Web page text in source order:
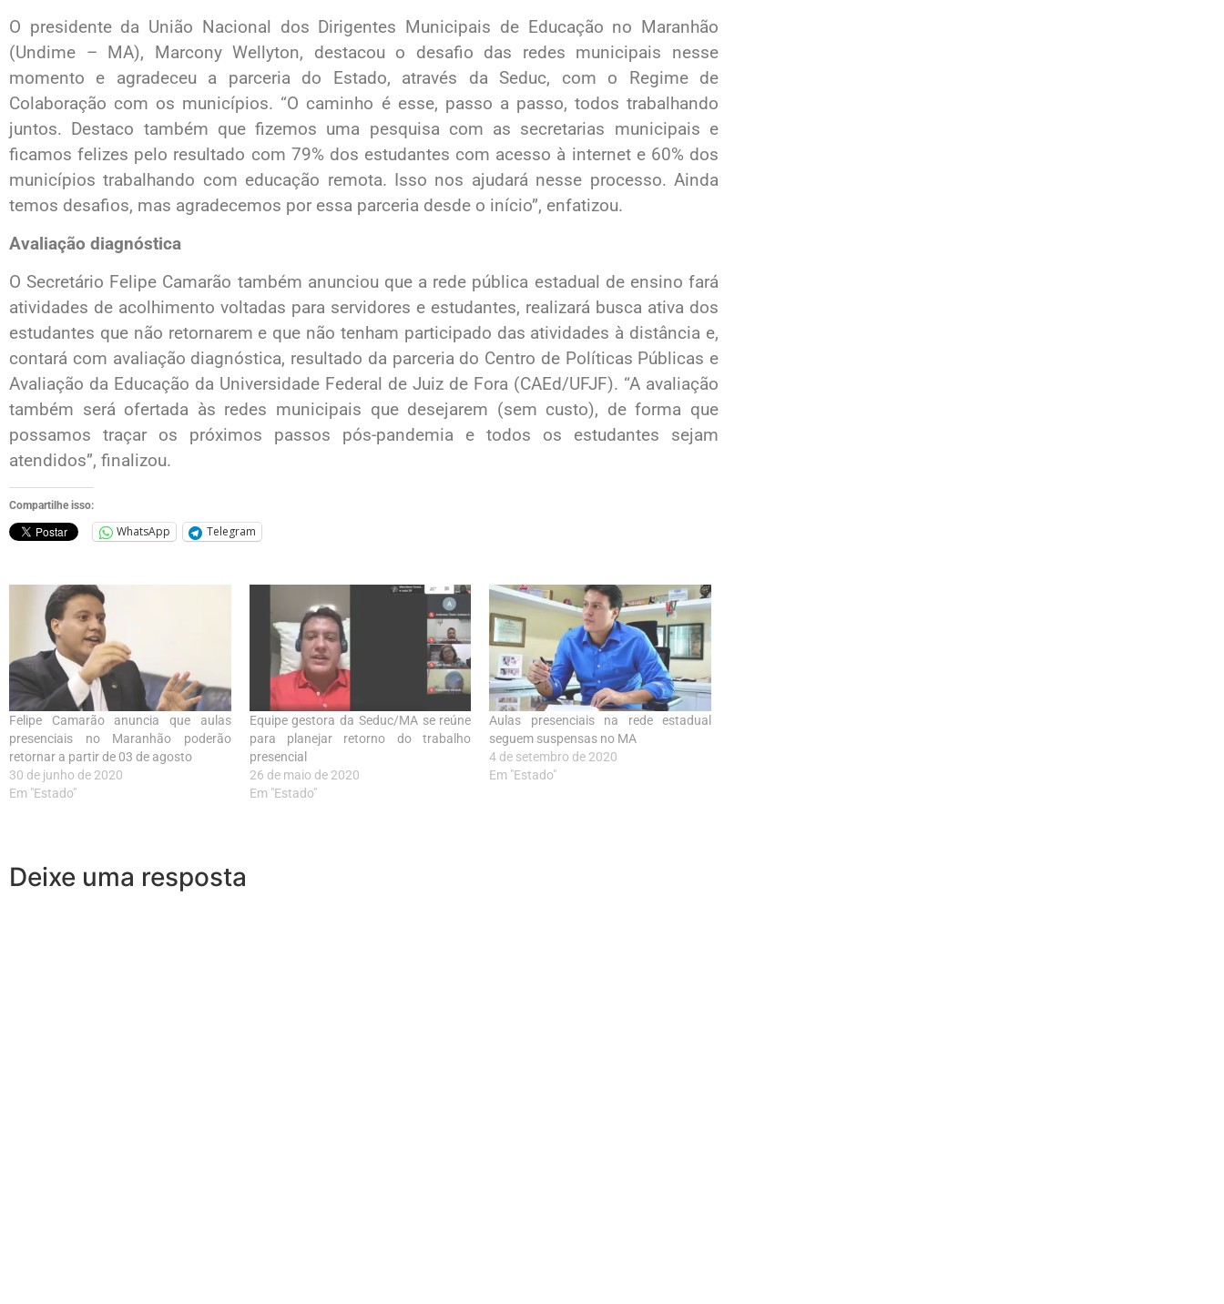
O presidente da União Nacional dos Dirigentes Municipais de Educação no Maranhão
(Undime – MA), Marcony Wellyton, destacou o desafio das redes municipais nesse
momento e agradeceu a parceria do Estado, através da Seduc, com o Regime de
Colaboração com os municípios. “O caminho é esse, passo a passo, todos trabalhando
juntos. Destaco também que fizemos uma pesquisa com as secretarias municipais e
ficamos felizes pelo resultado com 79% dos estudantes com acesso à internet e 60% dos
municípios trabalhando com educação remota. Isso nos ajudará nesse processo. Ainda
temos desafios, mas agradecemos por essa parceria desde o início”, enfatizou.
Avaliação diagnóstica
O Secretário Felipe Camarão também anunciou que a rede pública estadual de ensino fará
atividades de acolhimento voltadas para servidores e estudantes, realizará busca ativa dos
estudantes que não retornarem e que não tenham participado das atividades à distância e,
contará com avaliação diagnóstica, resultado da parceria do Centro de Políticas Públicas e
Avaliação da Educação da Universidade Federal de Juiz de Fora (CAEd/UFJF). “A avaliação
também será ofertada às redes municipais que desejarem (sem custo), de forma que
possamos traçar os próximos passos pós-pandemia e todos os estudantes sejam
atendidos”, finalizou.
Compartilhe isso:
WhatsApp Telegram
Felipe Camarão anuncia que aulas
presenciais no Maranhão poderão
retornar a partir de 03 de agosto
30 de junho de 2020
Em "Estado"
Equipe gestora da Seduc/MA se reúne
para planejar retorno do trabalho
presencial
26 de maio de 2020
Em "Estado"
Aulas presenciais na rede estadual
seguem suspensas no MA
4 de setembro de 2020
Em "Estado"
Deixe uma resposta